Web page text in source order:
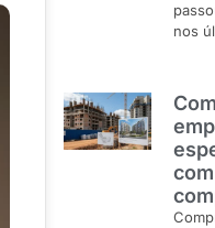
nos